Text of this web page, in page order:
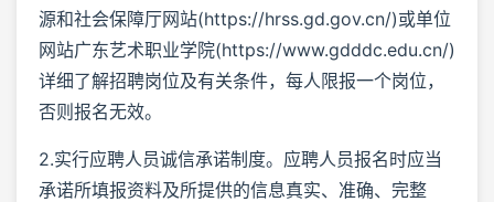
源和社会保障厅网站(https://hrss.gd.gov.cn/)或单位
网站广东艺术职业学院(https://www.gdddc.edu.cn/)
详细了解招聘岗位及有关条件，每人限报一个岗位，
否则报名无效。
2.实行应聘人员诚信承诺制度。应聘人员报名时应当
承诺所填报资料及所提供的信息真实、准确、完整